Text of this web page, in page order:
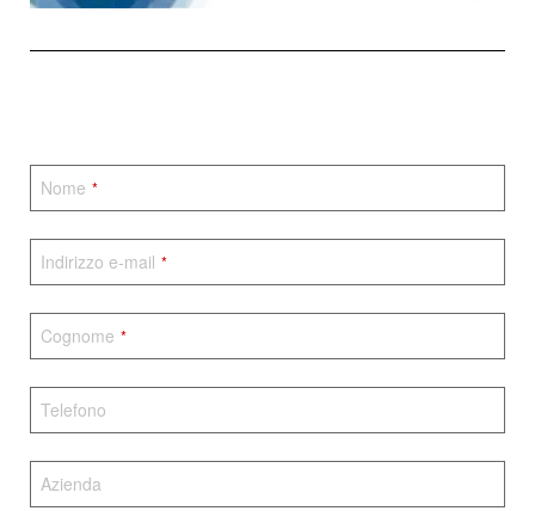
Nome *
Indirizzo e-mail *
Cognome *
Telefono
Azienda